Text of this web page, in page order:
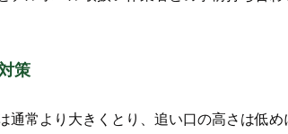
策
通常より大きくとり、追い口の高さは低